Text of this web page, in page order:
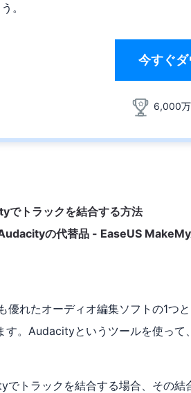
。
今すぐ
6,000
でトラックを結合する方法
の代替品 - EaseUS
優れたオーディオ編集ソフトの1つ
す。Audacityというツールを使っ
でトラックを結合する場合、その